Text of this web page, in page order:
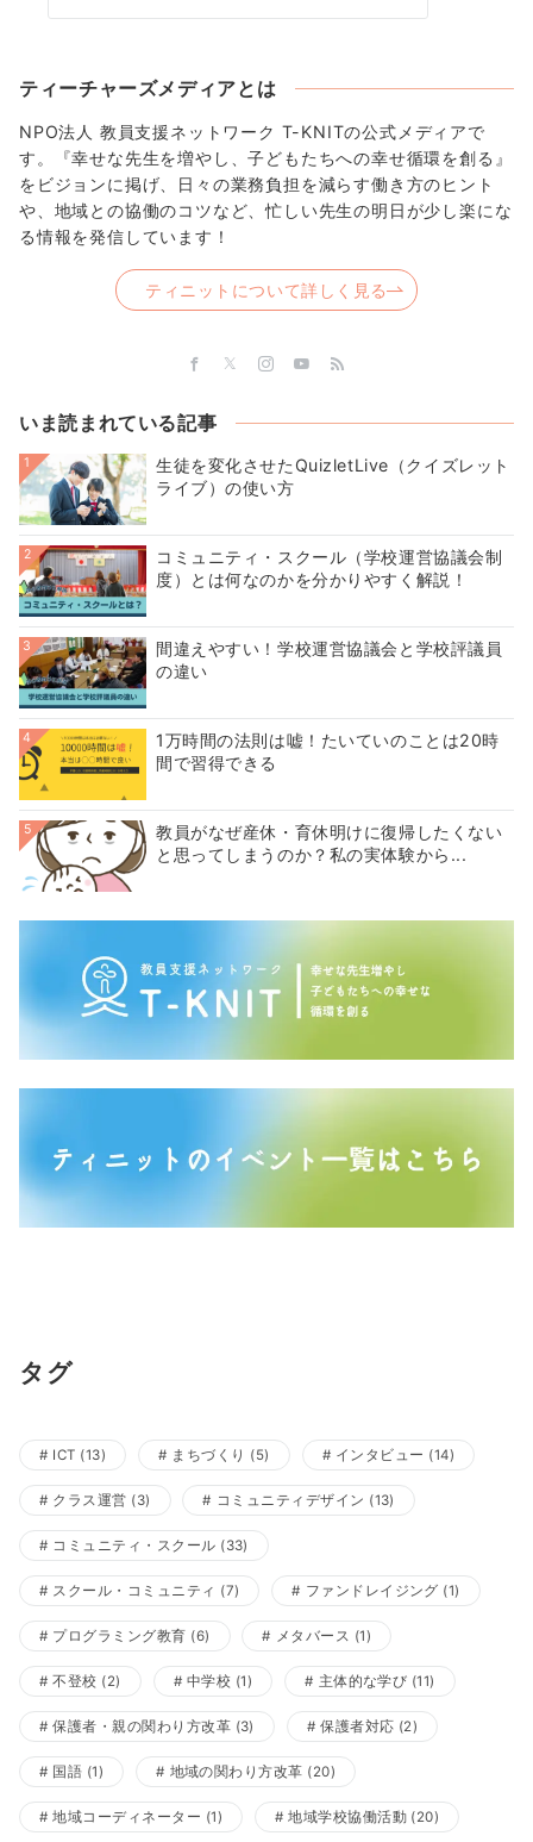
ティーチャーズメディアとは
NPO法人 教員支援ネットワーク T-KNITの公式メディアで
す。『幸せな先生を増やし、子どもたちへの幸せ循環を創る』
をビジョンに掲げ、日々の業務負担を減らす働き方のヒント
や、地域との協働のコツなど、忙しい先生の明日が少し楽にな
る情報を発信しています！
ティニットについて詳しく見る
いま読まれている記事
1
生徒を変化させたQuizletLive（クイズレット
ライブ）の使い方
2
コミュニティ・スクール（学校運営協議会制
度）とは何なのかを分かりやすく解説！
3
間違えやすい！学校運営協議会と学校評議員
の違い
4
1万時間の法則は嘘！たいていのことは20時
間で習得できる
5
教員がなぜ産休・育休明けに復帰したくない
と思ってしまうのか？私の実体験から...
タグ
ICT (13) まちづくり (5) インタビュー (14)
クラス運営 (3) コミュニティデザイン (13)
コミュニティ・スクール (33)
スクール・コミュニティ (7) ファンドレイジング (1)
プログラミング教育 (6) メタバース (1)
不登校 (2) 中学校 (1) 主体的な学び (11)
保護者・親の関わり方改革 (3) 保護者対応 (2)
国語 (1) 地域の関わり方改革 (20)
地域コーディネーター (1) 地域学校協働活動 (20)